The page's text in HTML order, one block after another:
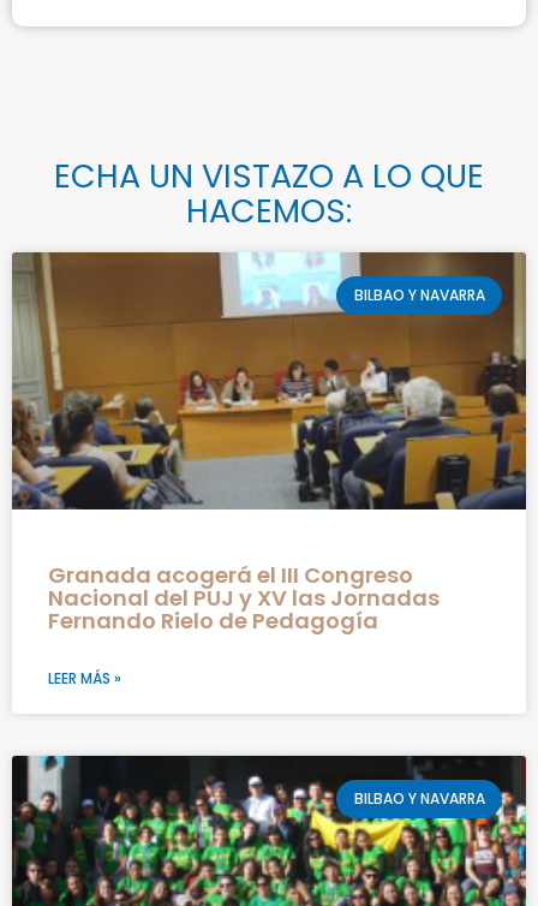
ECHA UN VISTAZO A LO QUE
HACEMOS:
BILBAO Y NAVARRA
Granada acogerá el III Congreso
Nacional del PUJ y XV las Jornadas
Fernando Rielo de Pedagogía
LEER MÁS »
BILBAO Y NAVARRA